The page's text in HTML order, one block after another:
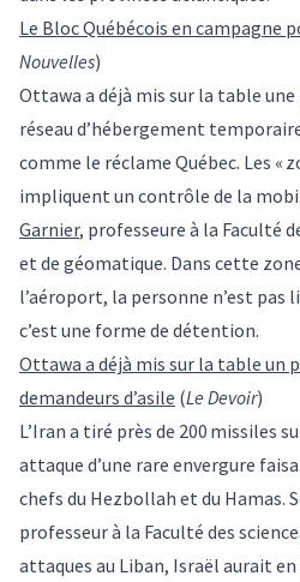
Le Bloc Québécois en campagne
Nouvelles)
Ottawa a déjà mis sur la table
réseau d’hébergement
comme le réclame Québec. Les «
impliquent un contrôle de la
Garnier, professeure à la Faculté
et de géomatique. Dans cette
l’aéroport, la personne n’est pas
c’est une forme de détention.
Ottawa a déjà mis sur la table un
demandeurs d’asile (Le Devoir)
L’Iran a tiré près de 200 missiles
attaque d’une rare envergure
chefs du Hezbollah et du Hamas.
professeur à la Faculté des
attaques au Liban, Israël aurait